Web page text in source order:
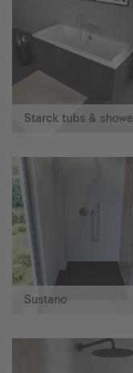
Starck tubs &
Sustano